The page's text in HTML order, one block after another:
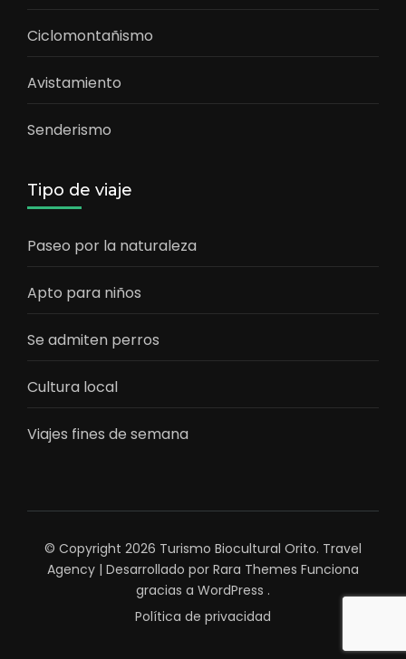
Ciclomontañismo
Avistamiento
Senderismo
Tipo de viaje
Paseo por la naturaleza
Apto para niños
Se admiten perros
Cultura local
Viajes fines de semana
© Copyright 2026 Turismo Biocultural Orito. Travel
Agency | Desarrollado por Rara Themes Funciona
gracias a WordPress .
Política de privacidad